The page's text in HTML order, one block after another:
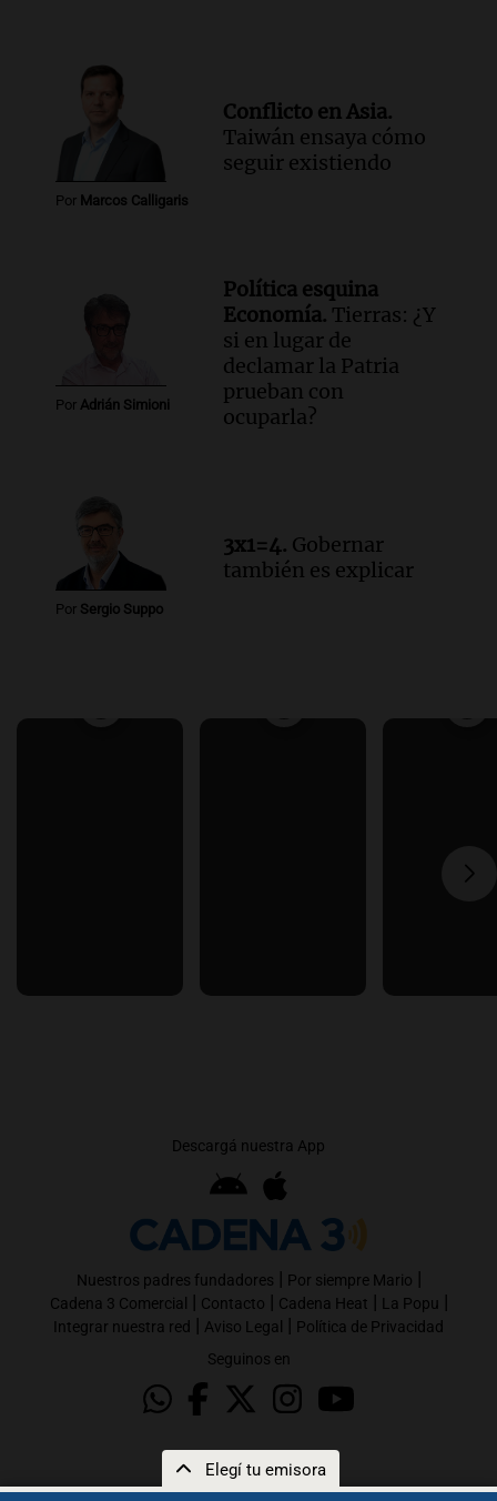
Elegí tu emisora
Por Marcos Calligaris
Conflicto en Asia.
Taiwán ensaya cómo
seguir existiendo
Por Adrián Simioni
Política esquina
Economía. Tierras: ¿Y
si en lugar de
declamar la Patria
prueban con
ocuparla?
Por Sergio Suppo
3x1=4. Gobernar
también es explicar
Descargá nuestra App
Nuestros padres fundadores | Por siempre Mario |
Cadena 3 Comercial | Contacto | Cadena Heat | La Popu |
Integrar nuestra red | Aviso Legal | Política de Privacidad
Seguinos en